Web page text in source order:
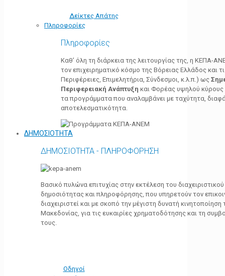
Δείκτες Απάτης
Πληροφορίες
Πληροφορίες
Καθ’ όλη τη διάρκεια της λειτουργίας της, η ΚΕΠΑ-
τον επιχειρηματικό κόσμο της Βόρειας Ελλάδος και
Περιφέρειες, Επιμελητήρια, Σύνδεσμοι, κ.λ.π.) ως
Περιφερειακή Ανάπτυξη και Φορέας υψηλού κύρους
τα προγράμματα που αναλαμβάνει με ταχύτητα,
αποτελεσματικότητα.
ΔΗΜΟΣΙΟΤΗΤΑ
ΔΗΜΟΣΙΟΤΗΤΑ - ΠΛΗΡΟΦΟΡΗΣΗ
Βασικό πυλώνα επιτυχίας στην εκτέλεση του
δημοσιότητας και πληροφόρησης, που υπηρετούν τον
διαχειριστεί και με σκοπό την μέγιστη δυνατή
Μακεδονίας, για τις ευκαιρίες χρηματοδότησης και τη
τους.
Οδηγοί